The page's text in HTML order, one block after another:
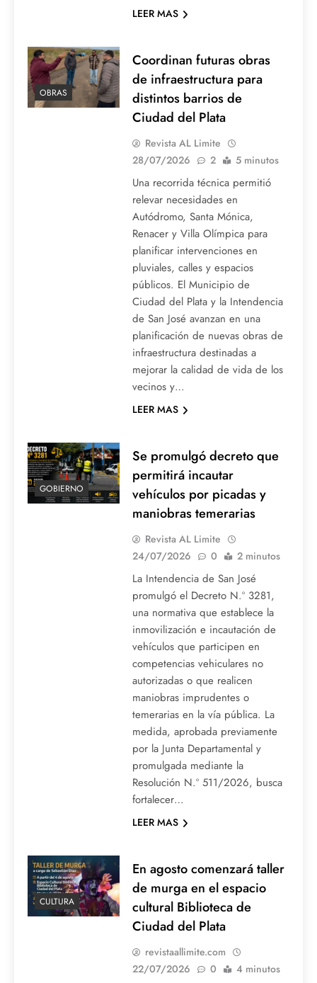
LEER MAS
OBRAS
Coordinan futuras obras
de infraestructura para
distintos barrios de
Ciudad del Plata
Revista AL Limite
28/07/2026
2 5 minutos
Una recorrida técnica permitió
relevar necesidades en
Autódromo, Santa Mónica,
Renacer y Villa Olímpica para
planificar intervenciones en
pluviales, calles y espacios
públicos. El Municipio de
Ciudad del Plata y la Intendencia
de San José avanzan en una
planificación de nuevas obras de
infraestructura destinadas a
mejorar la calidad de vida de los
vecinos y…
LEER MAS
GOBIERNO
Se promulgó decreto que
permitirá incautar
vehículos por picadas y
maniobras temerarias
Revista AL Limite
24/07/2026
0 2 minutos
La Intendencia de San José
promulgó el Decreto N.º 3281,
una normativa que establece la
inmovilización e incautación de
vehículos que participen en
competencias vehiculares no
autorizadas o que realicen
maniobras imprudentes o
temerarias en la vía pública. La
medida, aprobada previamente
por la Junta Departamental y
promulgada mediante la
Resolución N.º 511/2026, busca
fortalecer…
LEER MAS
CULTURA
En agosto comenzará taller
de murga en el espacio
cultural Biblioteca de
Ciudad del Plata
revistaallimite.com
22/07/2026
0 4 minutos